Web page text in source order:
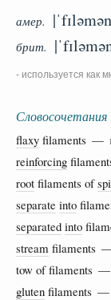
амер.
брит.
- используется как
Словосочетания
flaxy filaments —
reinforcing
root filaments of
separate into
separated into
stream filaments
tow of filaments —
gluten filaments —